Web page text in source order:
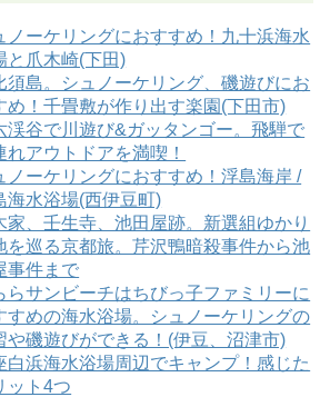
ノーケリングにおすすめ！九十浜海水
と爪木崎(下田)
須島。シュノーケリング、磯遊びにお
め！千畳敷が作り出す楽園(下田市)
渓谷で川遊び&ガッタンゴー。飛騨で
れアウトドアを満喫！
ノーケリングにおすすめ！浮島海岸 /
海水浴場(西伊豆町)
家、壬生寺、池田屋跡。新選組ゆかり
を巡る京都旅。芹沢鴨暗殺事件から池
事件まで
らサンビーチはちびっ子ファミリーに
すめの海水浴場。シュノーケリングの
や磯遊びができる！(伊豆、沼津市)
白浜海水浴場周辺でキャンプ！感じた
ット4つ